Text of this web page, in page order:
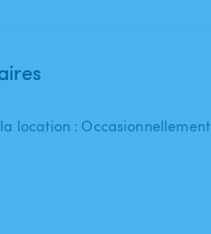
location : Occasionnellement